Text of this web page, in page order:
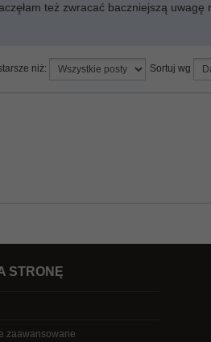
też zwracać baczniejszą uwagę
niż: Sortuj wg
STRONĘ
zaawansowane